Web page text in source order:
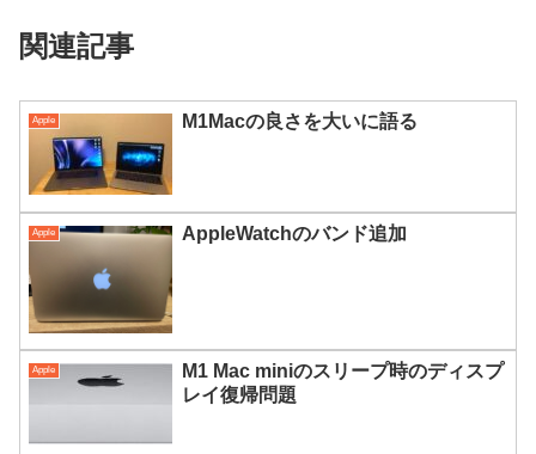
関連記事
Apple M1Macの良さを大いに語る
Apple AppleWatchのバンド追加
Apple
M1 Mac miniのスリープ時のディスプ
レイ復帰問題